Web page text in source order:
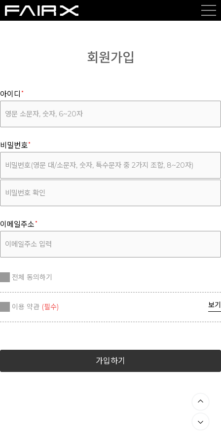
회원가입
아이디
비밀번호
이메일주소
전체 동의하기
이용 약관 (필수) 보기
가입하기